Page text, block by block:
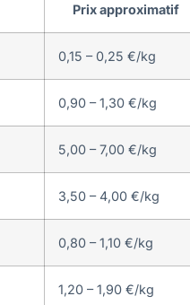
Prix approximatif
0,15 – 0,25 €/kg
0,90 – 1,30 €/kg
5,00 – 7,00 €/kg
3,50 – 4,00 €/kg
0,80 – 1,10 €/kg
1,20 – 1,90 €/kg